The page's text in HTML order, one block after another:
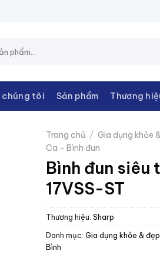
CHÂU
chúng tôi Sản phẩm Thương
Trang chủ / Gia dụng khỏe
Ca - Bình đun
Bình đun siêu
17VSS-ST
Thương hiệu: Sharp
Danh mục: Gia dụng khỏe & đẹp
Bình